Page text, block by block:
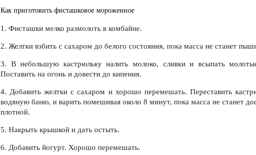
Как приготовить фисташковое мороженное
1. Фисташки мелко размолоть в комбайне.
2. Желтки взбить с сахаром до белого состояния, пока масса не станет
3. В небольшую кастрюльку налить молоко, сливки и всыпать
Поставить на огонь и довести до кипения.
4. Добавить желтки с сахаром и хорошо перемешать. Переставить
водяную баню, и варить помешивая около 8 минут, пока масса не станет
плотной.
5. Накрыть крышкой и дать остыть.
6. Добавить йогурт. Хорошо перемешать.